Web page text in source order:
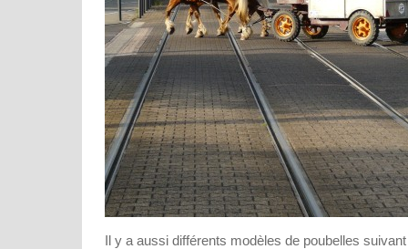
Il y a aussi différents modèles de poubelles